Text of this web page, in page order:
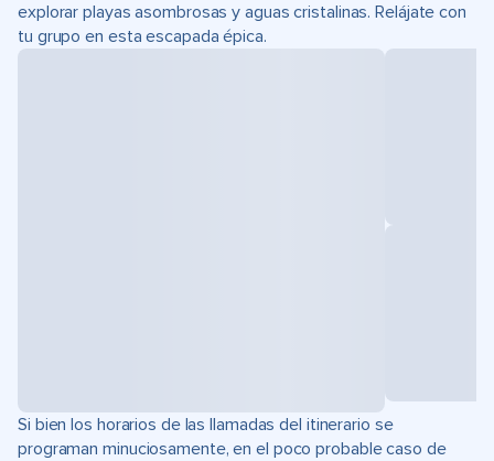
explorar playas asombrosas y aguas cristalinas. Relájate con
tu grupo en esta escapada épica.
Si bien los horarios de las llamadas del itinerario se
programan minuciosamente, en el poco probable caso de